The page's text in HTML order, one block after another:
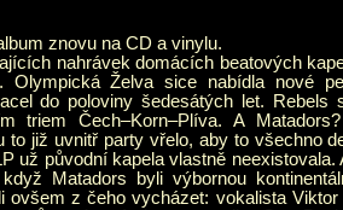
znovu na CD a vinylu.
nahrávek domácích beatových
Olympická Želva sice nabídla nové
do poloviny šedesátých let. Rebels
triem Čech–Korn–Plíva. A
to již uvnitř party vřelo, aby to všechno
už původní kapela vlastně neexistovala.
Matadors byli výbornou
ovšem z čeho vycházet: vokalista Viktor